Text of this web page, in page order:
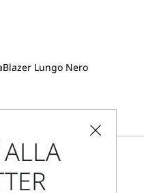
Blazer Lungo Nero